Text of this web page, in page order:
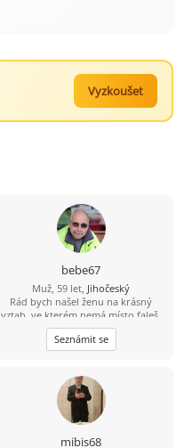
Vyzkoušet
bebe67
Muž, 59 let, Jihočeský
Rád bych našel ženu na krásný
vztah, ve kterém nemá místo faleš.
Ženu které bych mohl věřit.
Seznámit se
mibis68